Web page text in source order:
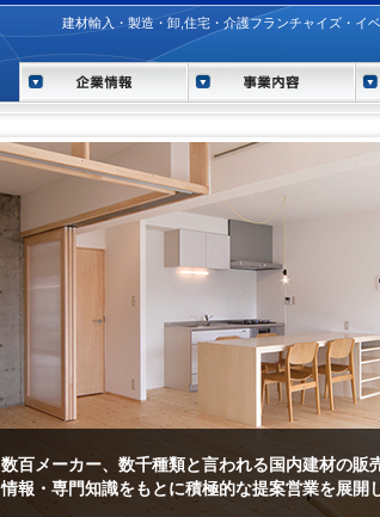
建材輸入・製造・卸,住宅・介護フランチャイズ・イ
数百メーカー、数千種類と言われる国内建材の販
情報・専門知識をもとに積極的な提案営業を展開
建材商社の強みと住宅部門のノウハウを結集し、
実現した住宅商品を開発するヤマチコーポレーシ
の提供を通じて住宅の新しい価値の創造。住宅業
住宅建築の効率化、高性能化を実現するツーバイ
質の高い機能訓練や、地域に根ざしたサービスを
目的とした機能訓練型介護事業のご紹介。
イベント事業部アンカーは、イベント企画・運
「まち・経済・人々」に歓びと感動を提供するク